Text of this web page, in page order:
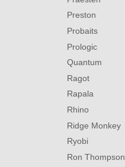
Preston
Probaits
Prologic
Quantum
Ragot
Rapala
Rhino
Ridge Monkey
Ryobi
Ron Thompson